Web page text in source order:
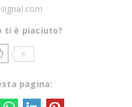
ti è piaciuto?
6
pagina: